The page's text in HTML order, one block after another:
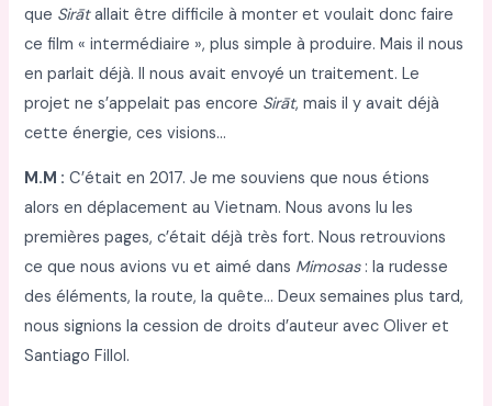
que Sirātallait être difficile à monter et voulait donc faire
ce film « intermédiaire », plus simple à produire. Mais il nous
en parlait déjà. Il nous avait envoyé un traitement. Le
projet ne s’appelait pas encore Sirāt, mais il y avait déjà
cette énergie, ces visions…
M.M : C’était en 2017. Je me souviens que nous étions
alors en déplacement au Vietnam. Nous avons lu les
premières pages, c’était déjà très fort. Nous retrouvions
ce que nous avions vu et aimé dans Mimosas: la rudesse
des éléments, la route, la quête… Deux semaines plus tard,
nous signions la cession de droits d’auteur avec Oliver et
Santiago Fillol.